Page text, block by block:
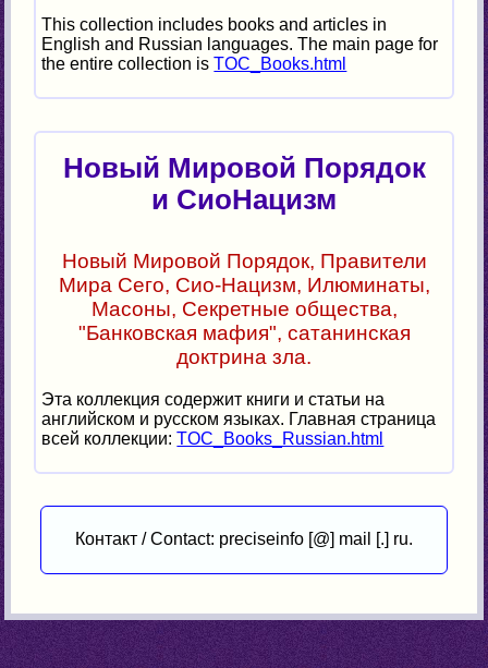
This collection includes books and articles in
English and Russian languages. The main page for
the entire collection isTOC_Books.html
Новый Мировой Порядок
и СиоНацизм
Новый Мировой Порядок, Правители
Мира Сего, Сио-Нацизм, Илюминаты,
Масоны, Секретные общества,
"Банковская мафия", сатанинская
доктрина зла.
Эта коллекция содержит книги и статьи на
английском и русском языках. Главная страница
всей коллекции:TOC_Books_Russian.html
Контакт / Contact: preciseinfo [@] mail [.] ru.